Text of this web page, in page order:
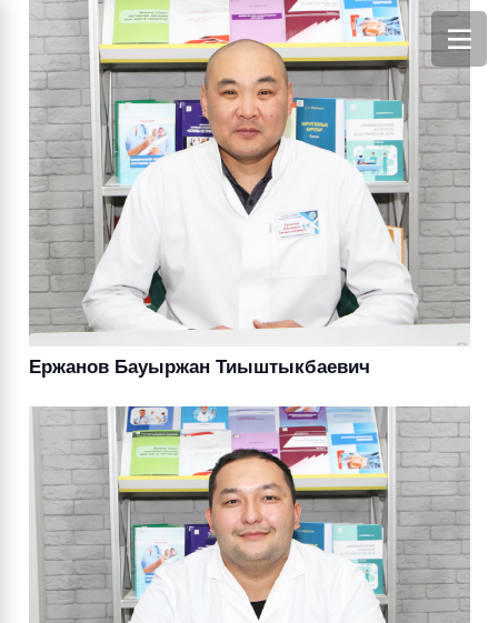
Ержанов Бауыржан Тиыштыкбаевич